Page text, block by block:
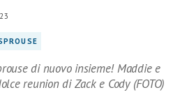
di nuovo insieme! Maddie e
reunion di Zack e Cody (FOTO)